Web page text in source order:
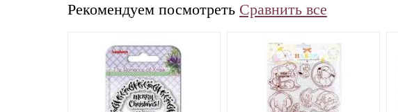
Рекомендуем посмотреть Сравнить все